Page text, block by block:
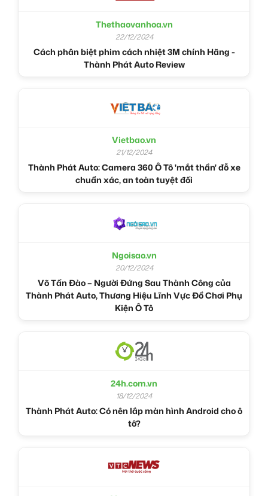
Thethaovanhoa.vn
22/12/2024
Cách phân biệt phim cách nhiệt 3M chính Hãng -
Thành Phát Auto Review
Vietbao.vn
21/12/2024
Thành Phát Auto: Camera 360 Ô Tô 'mắt thần' đỗ xe
chuẩn xác, an toàn tuyệt đối
Ngoisao.vn
20/12/2024
Võ Tấn Đào – Người Đứng Sau Thành Công của
Thành Phát Auto, Thương Hiệu Lĩnh Vực Đồ Chơi Phụ
Kiện Ô Tô
24h.com.vn
18/12/2024
Thành Phát Auto: Có nên lắp màn hình Android cho ô
tô?